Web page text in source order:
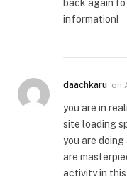
back again
information!
daachkaru on
you are in
site loading
you are
are
activity in